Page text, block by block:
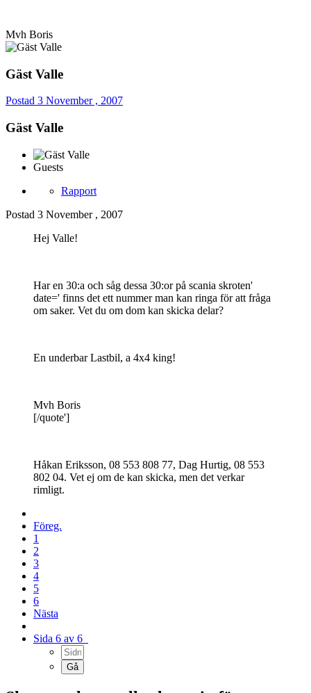
Mvh Boris
Gäst Valle
Postad 3 November , 2007
Gäst Valle
Guests
Rapport
Postad 3 November , 2007
Hej Valle!
Har en 30:a och såg dessa 30:or på scania skroten'
date=' finns det ett nummer man kan ringa för att fråga
om saker. Vet du om dom kan skicka delar?
En underbar Lastbil, a 4x4 king!
Mvh Boris
[/quote']
Håkan Eriksson, 08 553 808 77, Dag Hurtig, 08 553
802 04. Vet ej om de kan skicka, men det verkar
rimligt.
Föreg.
1
2
3
4
5
6
Nästa
Sida 6 av 6